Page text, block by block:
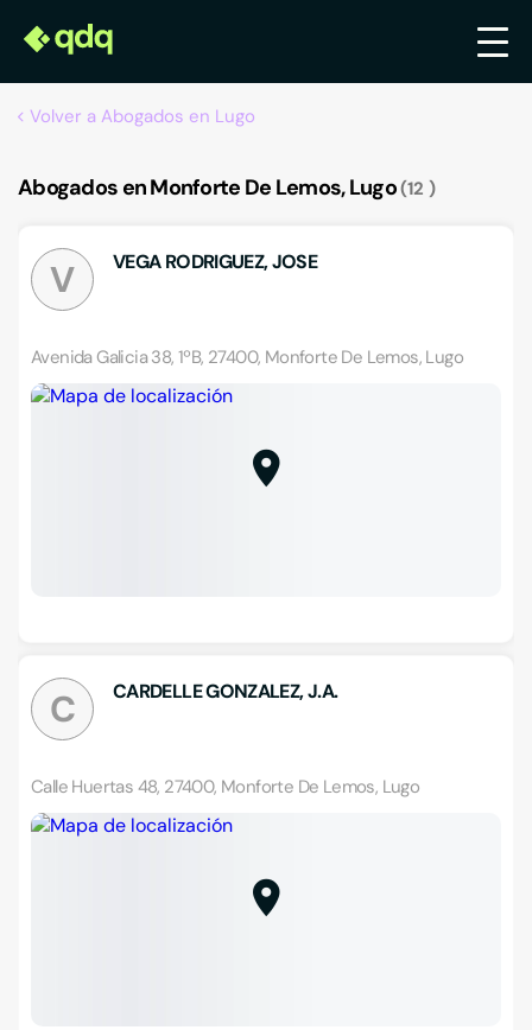
Volver a Abogados en Lugo
Abogados en Monforte De Lemos, Lugo 12
V VEGA RODRIGUEZ, JOSE
Avenida Galicia 38, 1ºB, 27400, Monforte De Lemos, Lugo
C CARDELLE GONZALEZ, J.A.
Calle Huertas 48, 27400, Monforte De Lemos, Lugo